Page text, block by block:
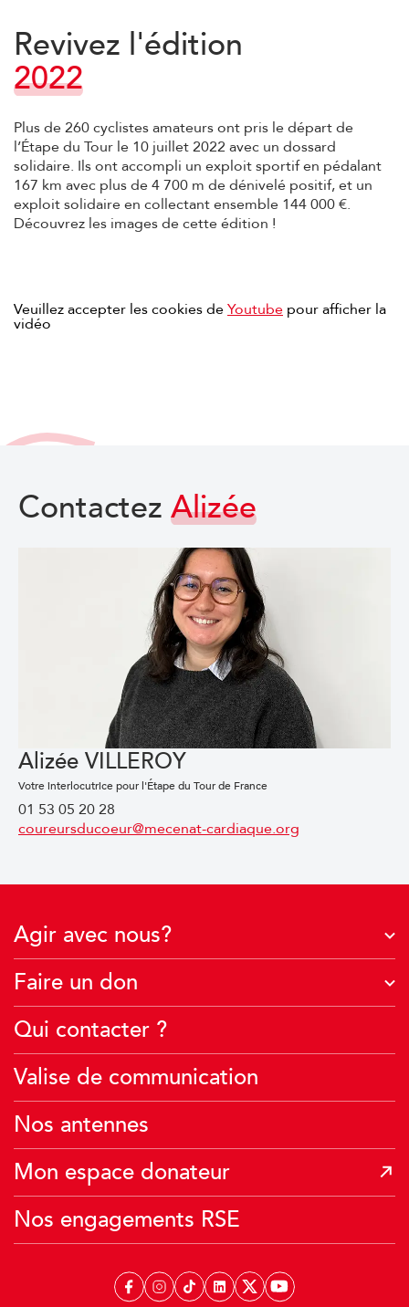
Revivez l'édition
2022
Plus de 260 cyclistes amateurs ont pris le départ de
l’Étape du Tour le 10 juillet 2022 avec un dossard
solidaire. Ils ont accompli un exploit sportif en pédalant
167 km avec plus de 4 700 m de dénivelé positif, et un
exploit solidaire en collectant ensemble 144 000 €.
Découvrez les images de cette édition !
Veuillez accepter les cookies deYoutube pour afficher la
vidéo
Contactez Alizée
Alizée VILLEROY
Votre interlocutrice pour l'Étape du Tour de France
01 53 05 20 28
coureursducoeur@mecenat-cardiaque.org
Agir avec nous?
J'agis avec mon entreprise
Je deviens famille d’accueil
Je crée une collecte
J’agis avec mon école
Faire un don
À quoi servent vos dons ?
Je fais un don financier
Je transmets mon patrimoine
Je donne mes Miles Air France
Qui contacter ?
Valise de communication
Nos antennes
Mon espace donateur
Nos engagements RSE